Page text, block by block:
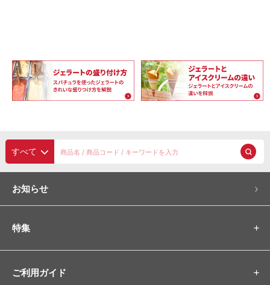
あずき餡 ゼリー類 パウダー 泡素材
MARULLO
練乳・コンデンスミルク
カップ・カトラリー（スプーン他）
すべて
お知らせ
特集
ご利用ガイド